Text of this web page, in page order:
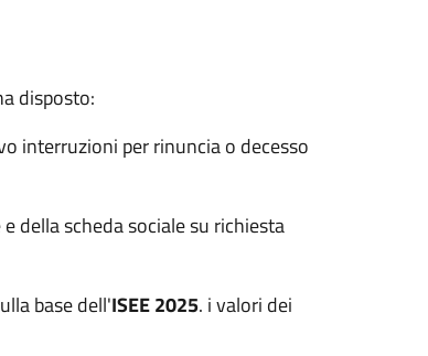
disposto:
interruzioni per rinuncia o decesso
della scheda sociale su richiesta
base dell'ISEE 2025. i valori dei